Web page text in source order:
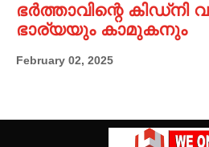
ഭർത്താവിന്റെ കിഡ്നി
ഭാര്യയും കാമുകനും
February 02, 2025